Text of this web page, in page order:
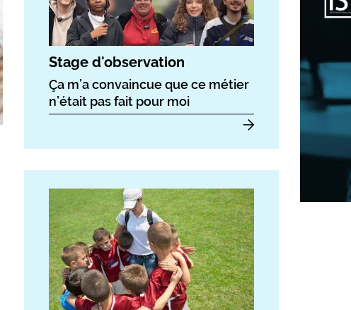
Stage d'observation
Ça m’a convaincue que ce métier
n’était pas fait pour moi